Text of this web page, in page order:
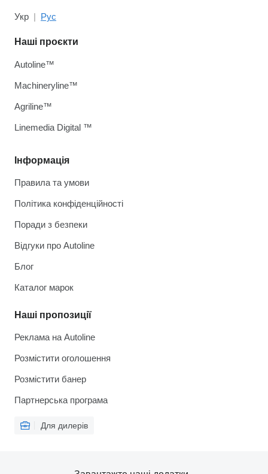
Укр Рус
Інформація
Правила та умови
Політика конфіденційності
Поради з безпеки
Відгуки про Autoline
Блог
Каталог марок
Наші пропозиції
Реклама на Autoline
Розмістити оголошення
Розмістити банер
Партнерська програма
Для дилерів
Наші проєкти
Autoline™
Machineryline™
Agriline™
Linemedia Digital ™